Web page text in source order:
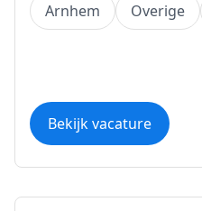
Arnhem Overige
Bekijk vacature